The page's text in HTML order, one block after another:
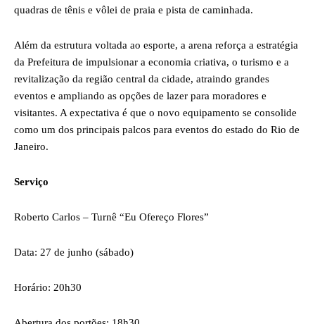
quadras de tênis e vôlei de praia e pista de caminhada.
Além da estrutura voltada ao esporte, a arena reforça a estratégia
da Prefeitura de impulsionar a economia criativa, o turismo e a
revitalização da região central da cidade, atraindo grandes
eventos e ampliando as opções de lazer para moradores e
visitantes. A expectativa é que o novo equipamento se consolide
como um dos principais palcos para eventos do estado do Rio de
Janeiro.
Serviço
Roberto Carlos – Turnê “Eu Ofereço Flores”
Data: 27 de junho (sábado)
Horário: 20h30